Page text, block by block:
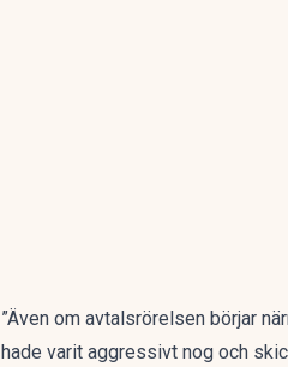
”Även om avtalsrörelsen börjar
hade varit aggressivt nog och